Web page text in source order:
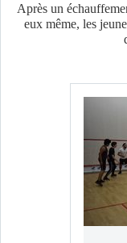
Après un
eux même, les